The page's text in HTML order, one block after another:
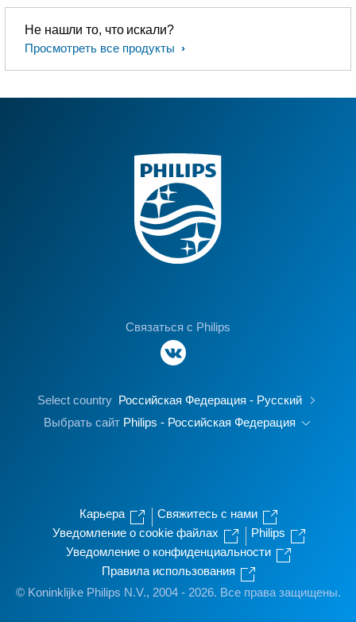
Не нашли то, что искали?
Просмотреть все продукты
Связаться с Philips
Select country Российская Федерация - Русский
Выбрать сайт Philips - Российская Федерация
Карьера
Свяжитесь с нами
Уведомление о cookie файлах
Philips
Уведомление о конфиденциальности
Правила использования
© Koninklijke Philips N.V., 2004 - 2026. Все права защищены.